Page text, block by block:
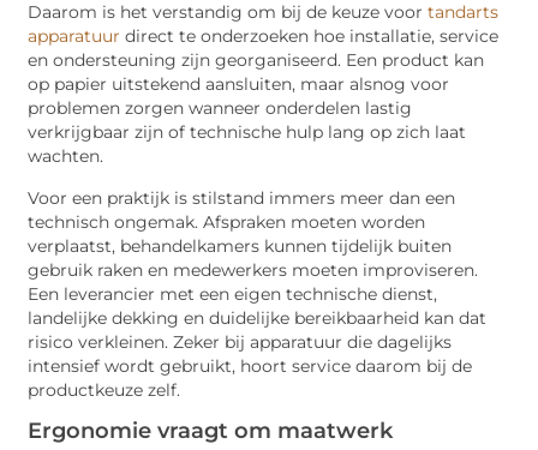
Daarom is het verstandig om bij de keuze voortandarts
apparatuur direct te onderzoeken hoe installatie, service
en ondersteuning zijn georganiseerd. Een product kan
op papier uitstekend aansluiten, maar alsnog voor
problemen zorgen wanneer onderdelen lastig
verkrijgbaar zijn of technische hulp lang op zich laat
wachten.
Voor een praktijk is stilstand immers meer dan een
technisch ongemak. Afspraken moeten worden
verplaatst, behandelkamers kunnen tijdelijk buiten
gebruik raken en medewerkers moeten improviseren.
Een leverancier met een eigen technische dienst,
landelijke dekking en duidelijke bereikbaarheid kan dat
risico verkleinen. Zeker bij apparatuur die dagelijks
intensief wordt gebruikt, hoort service daarom bij de
productkeuze zelf.
Ergonomie vraagt om maatwerk